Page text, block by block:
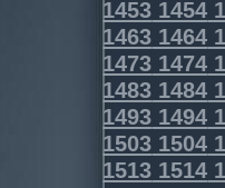
1453 1454
1463 1464
1473 1474
1483 1484
1493 1494
1503 1504
1513 1514